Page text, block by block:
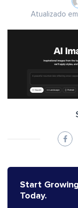
Atualizado
Start
Today.